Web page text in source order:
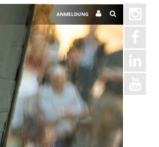
ANMELDUNG